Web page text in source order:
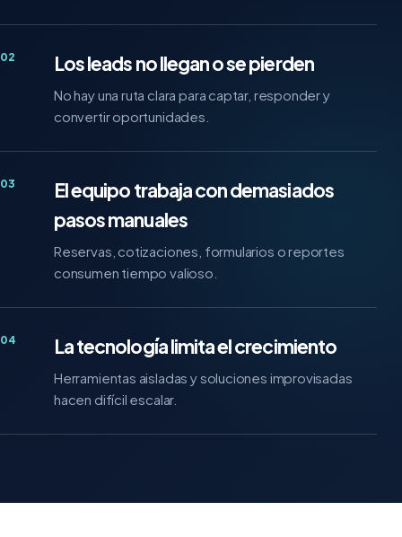
02 Los leads no llegan o se pierden
No hay una ruta clara para captar, responder y
convertir oportunidades.
03
El equipo trabaja con demasiados
pasos manuales
Reservas, cotizaciones, formularios o reportes
consumen tiempo valioso.
04 La tecnología limita el crecimiento
Herramientas aisladas y soluciones improvisadas
hacen difícil escalar.